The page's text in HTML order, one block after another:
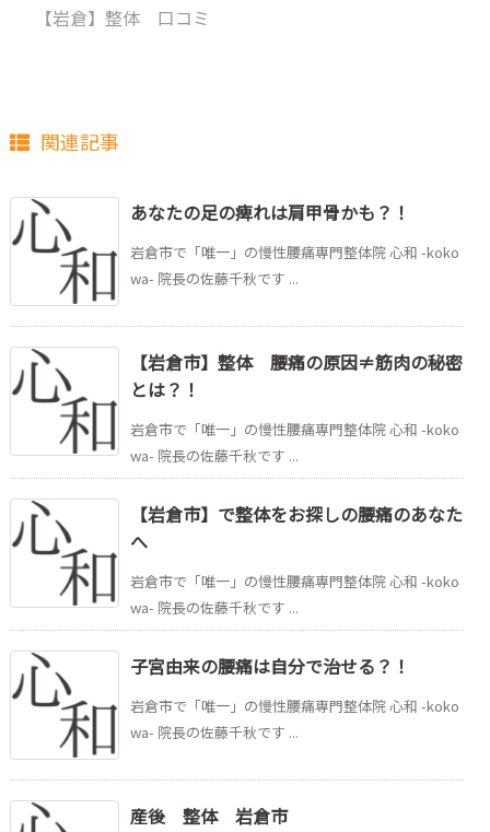
【岩倉】整体 口コミ
関連記事
あなたの足の痺れは肩甲骨かも？！
岩倉市で「唯一」の慢性腰痛専門整体院 心和 -koko
wa- 院長の佐藤千秋です ...
【岩倉市】整体 腰痛の原因≠筋肉の秘密
とは？！
岩倉市で「唯一」の慢性腰痛専門整体院 心和 -koko
wa- 院長の佐藤千秋です ...
【岩倉市】で整体をお探しの腰痛のあなた
へ
岩倉市で「唯一」の慢性腰痛専門整体院 心和 -koko
wa- 院長の佐藤千秋です ...
子宮由来の腰痛は自分で治せる？！
岩倉市で「唯一」の慢性腰痛専門整体院 心和 -koko
wa- 院長の佐藤千秋です ...
産後 整体 岩倉市